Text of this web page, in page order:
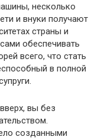
несколько
и внуки получают
страны и
обеспечивать
всего, что стать
в полной
вы без
созданными